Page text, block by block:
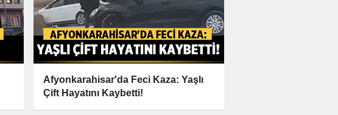
Afyonkarahisar'da Feci Kaza: Yaşlı
Çift Hayatını Kaybetti!